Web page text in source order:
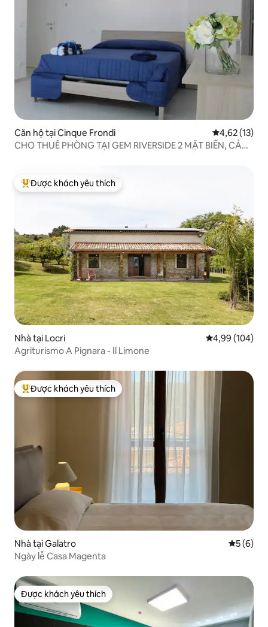
Căn hộ tại Cinque Frondi Xếp hạng
4,62 (13)
CHO THUÊ PHÒNG TẠI GEM RIVERSIDE 2 MẶT BIỂN, CẢM
Được khách yêu thích nhất
Được khách yêu thích
Nhà tại Locri Xếp hạng
4,99 (104)
Agriturismo A Pignara - Il Limone
Được khách yêu thích nhất
Được khách yêu thích
Nhà tại Galatro Xếp5 (6)
Ngày lễ Casa Magenta
Được khách yêu thích
Được khách yêu thích